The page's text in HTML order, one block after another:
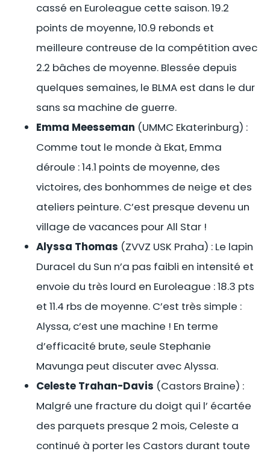
cassé en Euroleague cette saison. 19.2
points de moyenne, 10.9 rebonds et
meilleure contreuse de la compétition avec
2.2 bâches de moyenne. Blessée depuis
quelques semaines, le BLMA est dans le dur
sans sa machine de guerre.
Emma Meesseman (UMMC Ekaterinburg) :
Comme tout le monde à Ekat, Emma
déroule : 14.1 points de moyenne, des
victoires, des bonhommes de neige et des
ateliers peinture. C’est presque devenu un
village de vacances pour All Star !
Alyssa Thomas (ZVVZ USK Praha) : Le lapin
Duracel du Sun n’a pas faibli en intensité et
envoie du très lourd en Euroleague : 18.3 pts
et 11.4 rbs de moyenne. C’est très simple :
Alyssa, c’est une machine ! En terme
d’efficacité brute, seule Stephanie
Mavunga peut discuter avec Alyssa.
Celeste Trahan-Davis (Castors Braine) :
Malgré une fracture du doigt qui l’ écartée
des parquets presque 2 mois, Celeste a
continué à porter les Castors durant toute